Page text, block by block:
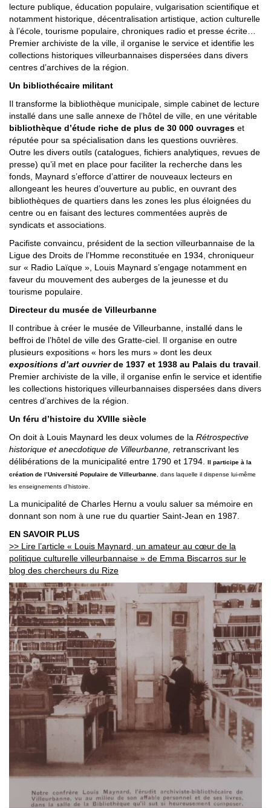
lecture publique, éducation populaire, vulgarisation scientifique et
notamment historique, décentralisation artistique, action culturelle
à l’école, tourisme populaire, chroniques radio et presse écrite…
Premier archiviste de la ville, il organise le service et identifie les
collections historiques villeurbannaises dispersées dans divers
centres d’archives de la région.
Un bibliothécaire militant
Il transforme la bibliothèque municipale, simple cabinet de lecture
installé dans une salle annexe de l’hôtel de ville, en une véritable
bibliothèque d’étude riche de plus de 30 000 ouvrages et
réputée pour sa spécialisation dans les questions ouvrières.
Outre les divers outils (catalogues, fichiers analytiques, revues de
presse) qu’il met en place pour faciliter la recherche dans les
fonds, Maynard s’efforce d’attirer de nouveaux lecteurs en
allongeant les heures d’ouverture au public, en ouvrant des
bibliothèques de quartiers dans les zones les plus éloignées du
centre ou en faisant des lectures commentées auprès de
syndicats et associations.
Pacifiste convaincu, président de la section villeurbannaise de la
Ligue des Droits de l’Homme reconstituée en 1934, chroniqueur
sur « Radio Laïque », Louis Maynard s’engage notamment en
faveur du mouvement des auberges de la jeunesse et du
tourisme populaire.
Directeur du musée de Villeurbanne
Il contribue à créer le musée de Villeurbanne, installé dans le
beffroi de l’hôtel de ville des Gratte-ciel. Il organise en outre
plusieurs expositions « hors les murs » dont les deux
expositions d’art ouvrierde 1937 et 1938 au Palais du travail
Premier archiviste de la ville, il organise enfin le service et identifie
les collections historiques villeurbannaises dispersées dans divers
centres d’archives de la région.
Un féru d’histoire du XVIIIe siècle
On doit à Louis Maynard les deux volumes de la Rétrospective
historique et anecdotique de Villeurbanne, retranscrivant les
délibérations de la municipalité entre 1790 et 1794.
Il participe à la
création de l’Université Populaire de Villeurbanne , dans laquelle il dispense lui-même
les enseignements d’histoire.
La municipalité de Charles Hernu a voulu saluer sa mémoire en
donnant son nom à une rue du quartier Saint-Jean en 1987.
EN SAVOIR PLUS
>> Lire l’article « Louis Maynard, un amateur au cœur de la
politique culturelle villeurbannaise » de Emma Biscarros sur le
blog des chercheurs du Rize